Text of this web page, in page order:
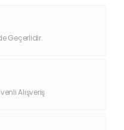
Geçerlidir.
Alışveriş